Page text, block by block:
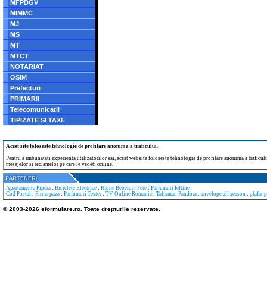
MFPDGV
MIMMC
MJ
MS
MT
MTCT
NOTARIAT
OSIM
Prefecturi
PRIMARII
Telecomunicatii
TIPIZATE SI TAXE
Acest site foloseste tehnologie de profilare anonima a traficului.
Pentru a imbunatati experienta utilizatorilor sai, acest website foloseste tehnologia de profilare anonima a
mesajelor si reclamelor pe care le vedeti online.
Apartamente Pipera : Biciclete Electrice : Haine Bebelusi Fete : Parfumuri Ieftine
Cod Postal : Firme paza : Parfumuri Tester : TV Online Romania : Talisman Pandora : anvelope all season : plafar
© 2003-2026 eformulare.ro. Toate drepturile rezervate.